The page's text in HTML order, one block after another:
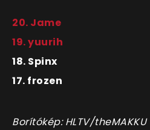
20. Jame
19. yuurih
18. Spinx
17. frozen
Borítókép: HLTV/theMAKKU